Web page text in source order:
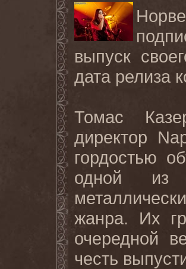
выпуск
дата релиза
Томас
директор
гордостью
одной из
жанра. Их
очередной
честь